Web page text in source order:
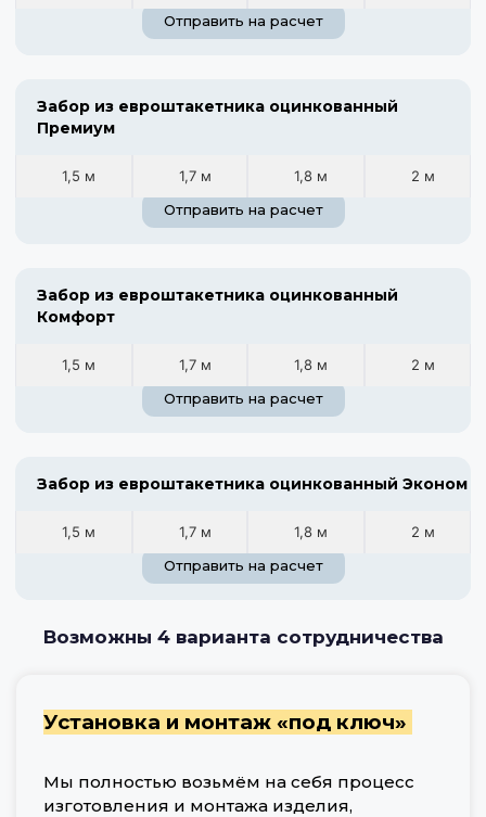
Отправить на расчет
Забор из евроштакетника оцинкованный
Премиум
1,5 м 1,7 м 1,8 м
2 м
Отправить на расчет
Забор из евроштакетника оцинкованный
Комфорт
1,5 м 1,7 м 1,8 м
2 м
Отправить на расчет
Забор из евроштакетника оцинкованный Эконом
1,5 м 1,7 м 1,8 м
2 м
Отправить на расчет
Возможны 4 варианта сотрудничества
Установка и монтаж «под ключ»
Мы полностью возьмём на себя процесс
изготовления и монтажа изделия,